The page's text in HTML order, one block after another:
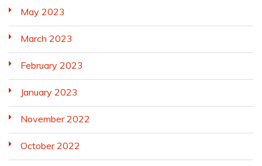
May 2023
March 2023
February 2023
January 2023
November 2022
October 2022